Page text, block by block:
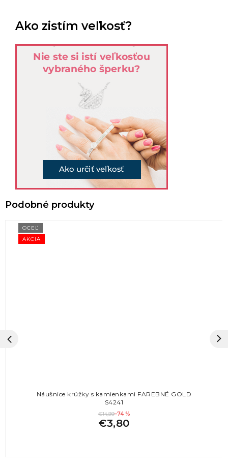
Ako zistím veľkosť?
AKCIA
OCEĽ
Náušnice krúžky s kamienkami FAREBNÉ GOLD
S4241
€14,99–74 %
€3,80